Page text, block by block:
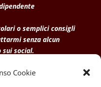
Cookie
o semplici consigli
senza alcun
social.